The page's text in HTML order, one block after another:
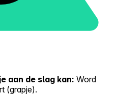
aan de slag kan: Word
(grapje).